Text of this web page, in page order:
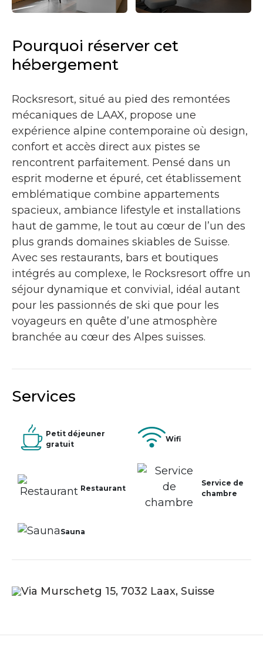
Pourquoi réserver cet
hébergement
Rocksresort, situé au pied des remontées
mécaniques de LAAX, propose une
expérience alpine contemporaine où design,
confort et accès direct aux pistes se
rencontrent parfaitement. Pensé dans un
esprit moderne et épuré, cet établissement
emblématique combine appartements
spacieux, ambiance lifestyle et installations
haut de gamme, le tout au cœur de l’un des
plus grands domaines skiables de Suisse.
Avec ses restaurants, bars et boutiques
intégrés au complexe, le Rocksresort offre un
séjour dynamique et convivial, idéal autant
pour les passionnés de ski que pour les
voyageurs en quête d’une atmosphère
branchée au cœur des Alpes suisses.
Services
Petit déjeuner
gratuit
Wifi
Restaurant
Service de
chambre
Sauna
Via Murschetg 15, 7032 Laax, Suisse